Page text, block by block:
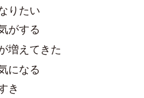
りたい
がする
増えてきた
になる
き